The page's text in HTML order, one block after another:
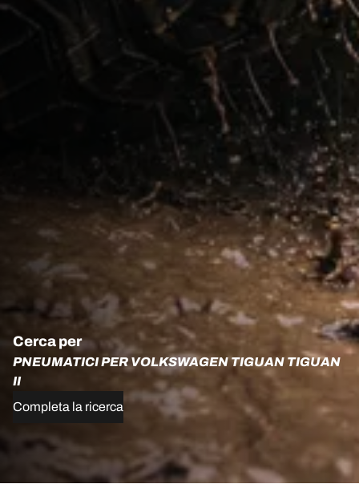
Cerca per
PNEUMATICI PER VOLKSWAGEN TIGUAN TIGUAN
II
Completa la ricerca